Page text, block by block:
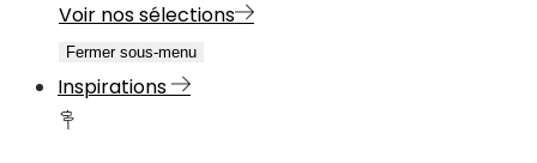
Voir nos sélections
Fermer sous-menu
Inspirations